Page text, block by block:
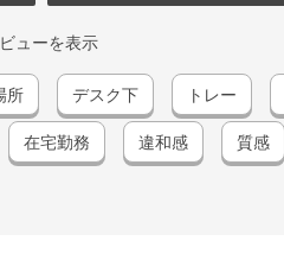
ューを表示
所 デスク下 トレー
在宅勤務 違和感 質感